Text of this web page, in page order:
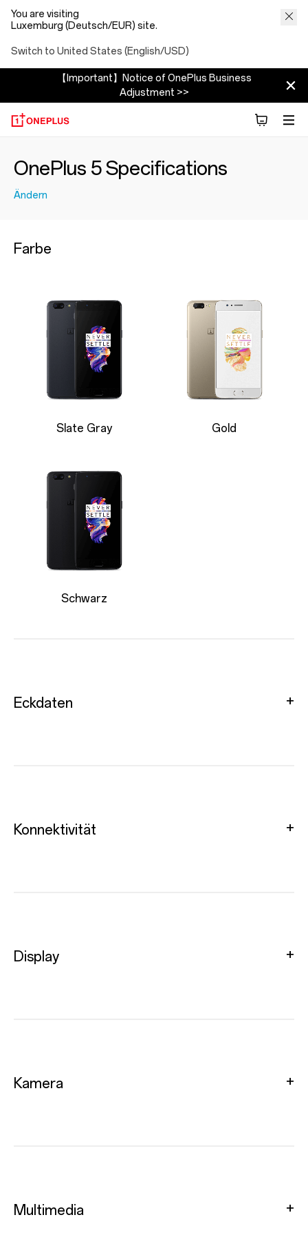
You are visiting
Luxemburg (Deutsch/EUR) site.
Switch to United States (English/USD)
【Important】Notice of OnePlus Business
Adjustment >>
OnePlus 5 Specifications
Ändern
Farbe
Slate Gray Gold
Schwarz
Eckdaten
Konnektivität
Display
Kamera
Multimedia